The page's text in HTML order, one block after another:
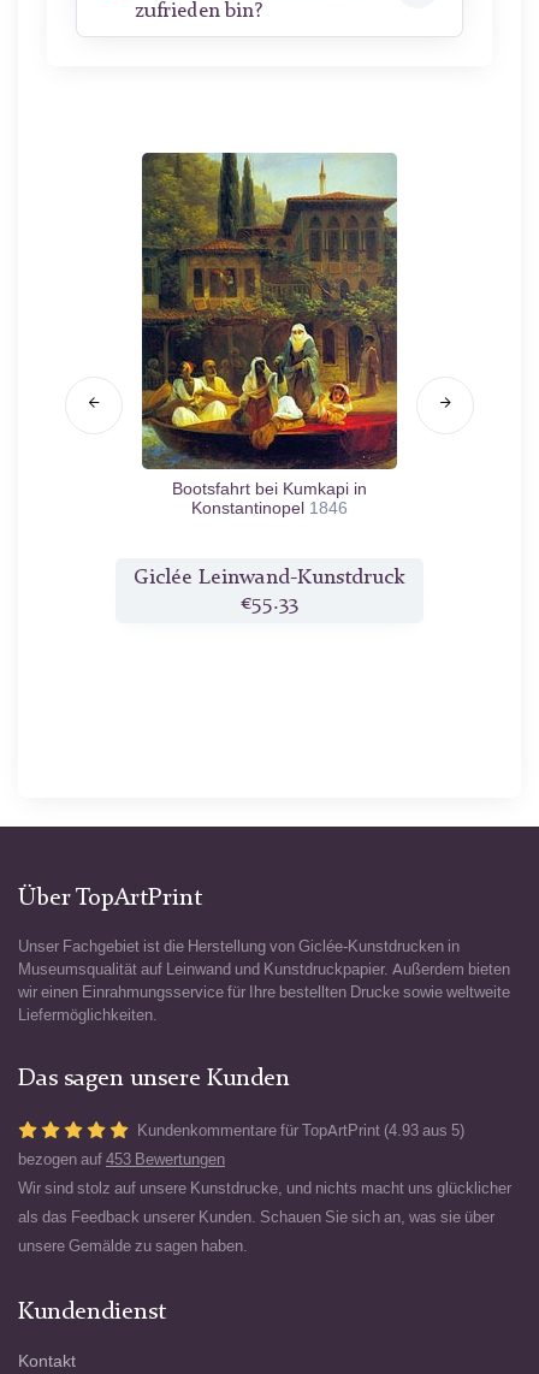
zufrieden bin?
Bootsfahrt bei Kumkapi in
Konstantinopel 1846
Giclée Leinwand-Kunstdruck
€55.33
Über TopArtPrint
Unser Fachgebiet ist die Herstellung von Giclée-Kunstdrucken in
Museumsqualität auf Leinwand und Kunstdruckpapier. Außerdem bieten
wir einen Einrahmungsservice für Ihre bestellten Drucke sowie weltweite
Liefermöglichkeiten.
Das sagen unsere Kunden
Kundenkommentare für TopArtPrint (4.93 aus 5)
bezogen auf 453 Bewertungen
Wir sind stolz auf unsere Kunstdrucke, und nichts macht uns glücklicher
als das Feedback unserer Kunden. Schauen Sie sich an, was sie über
unsere Gemälde zu sagen haben.
Kundendienst
Kontakt